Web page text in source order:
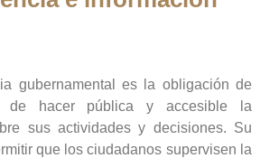
gubernamental es la obligación de
de hacer pública y accesible la
sus actividades y decisiones. Su
que los ciudadanos supervisen la